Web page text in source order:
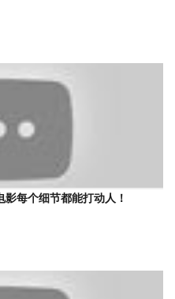
影每个细节都能打动人！